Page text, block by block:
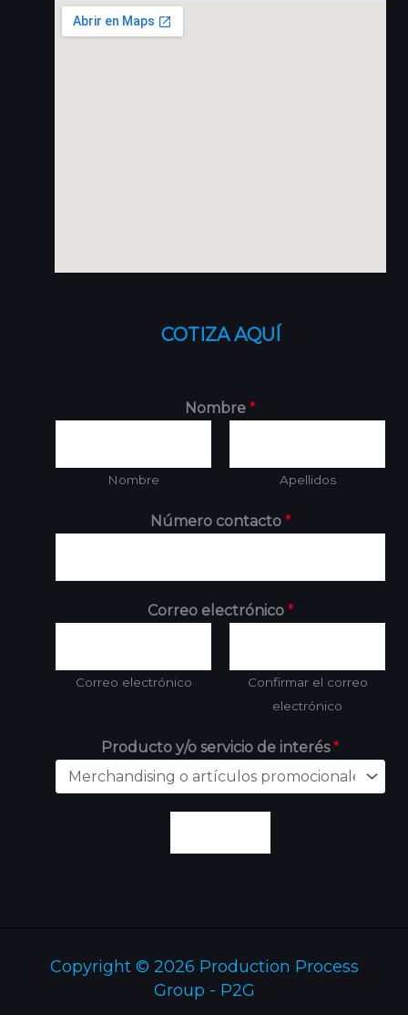
COTIZA AQUÍ
Nombre *
Nombre Apellidos
Número contacto *
Correo electrónico *
Correo electrónico
Confirmar el correo
electrónico
Producto y/o servicio de interés*
Copyright © 2026 Production Process
Group - P2G